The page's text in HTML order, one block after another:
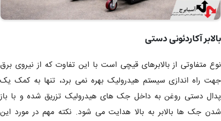
بالابر آکاردئونی دستی
نوع متفاوتی از بالابرهای قیچی است با این تفاوت که از نیروی برق
جهت راه اندازی سیستم هیدرولیک بهره نمی برد، تنها به کمک یک
پدال دستی روغن به داخل جک های هیدرولیک تزریق شده و با باز
شدن جک ها بالابر به بالا هدایت می شود. نکته مهم در مورد این